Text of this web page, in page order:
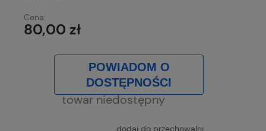
Cena:
80,00 zł
POWIADOM O
DOSTĘPNOŚCI
towar niedostępny
dodaj do przechowalni